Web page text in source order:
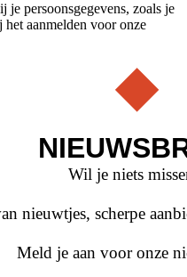
persoonsgegevens, zoals je
het aanmelden voor onze
Wil je niets
nieuwtjes, scherpe
Meld je aan voor onze